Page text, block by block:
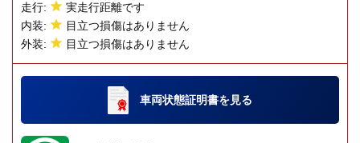
走行:
実走行距離です
内装:
目立つ損傷はありません
外装:
目立つ損傷はありません
車両状態証明書を見る